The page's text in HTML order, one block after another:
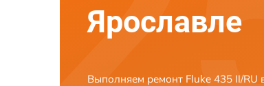
Ярославле
Выполняем ремонт Fluke 435 II/RU